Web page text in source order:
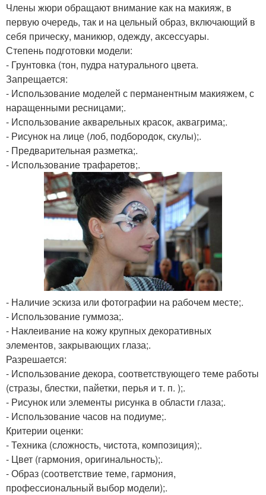
Члены жюри обращают внимание как на макияж, в
первую очередь, так и на цельный образ, включающий в
себя прическу, маникюр, одежду, аксессуары.
Степень подготовки модели:
- Грунтовка (тон, пудра натурального цвета.
Запрещается:
- Использование моделей с перманентным макияжем, с
наращенными ресницами;.
- Использование акварельных красок, аквагрима;.
- Рисунок на лице (лоб, подбородок, скулы);.
- Предварительная разметка;.
- Использование трафаретов;.
- Наличие эскиза или фотографии на рабочем месте;.
- Использование гуммоза;.
- Наклеивание на кожу крупных декоративных
элементов, закрывающих глаза;.
Разрешается:
- Использование декора, соответствующего теме работы
(стразы, блестки, пайетки, перья и т. п. );.
- Рисунок или элементы рисунка в области глаза;.
- Использование часов на подиуме;.
Критерии оценки:
- Техника (сложность, чистота, композиция);.
- Цвет (гармония, оригинальность);.
- Образ (соответствие теме, гармония,
профессиональный выбор модели);.